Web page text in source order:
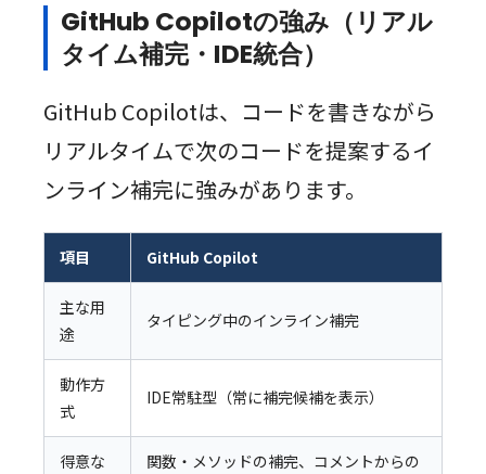
GitHub Copilotの強み（リアル
タイム補完・IDE統合）
GitHub Copilotは、コードを書きながら
リアルタイムで次のコードを提案するイ
ンライン補完に強みがあります。
項目 GitHub Copilot
主な用
途
タイピング中のインライン補完
動作方
式
IDE常駐型（常に補完候補を表示）
得意な
関数・メソッドの補完、コメントからの